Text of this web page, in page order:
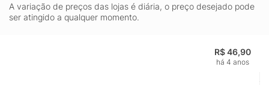
A variação de preços das lojas é diária, o preço desejado pode
ser atingido a qualquer momento.
R$ 46,90
há 4 anos